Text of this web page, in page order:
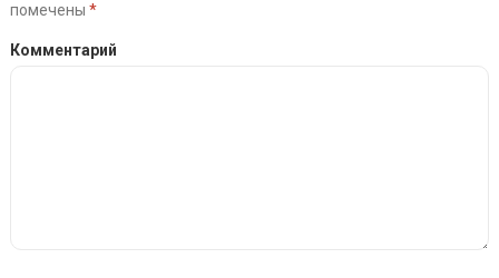
помечены *
Комментарий